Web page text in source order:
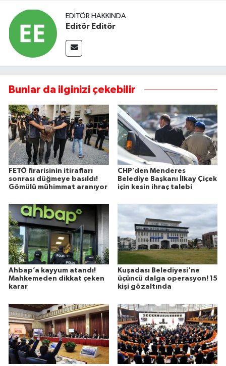
EDITÖR HAKKINDA
Editör Editör
Bunlar da ilginizi çekebilir
FETÖ firarisinin itirafları
sonrası düğmeye basıldı!
Gömülü mühimmat aranıyor
CHP’den Menderes
Belediye Başkanı İlkay Çiçek
için kesin ihraç talebi
Ahbap’a kayyum atandı!
Mahkemeden dikkat çeken
karar
Kuşadası Belediyesi'ne
üçüncü dalga operasyon! 15
kişi gözaltında